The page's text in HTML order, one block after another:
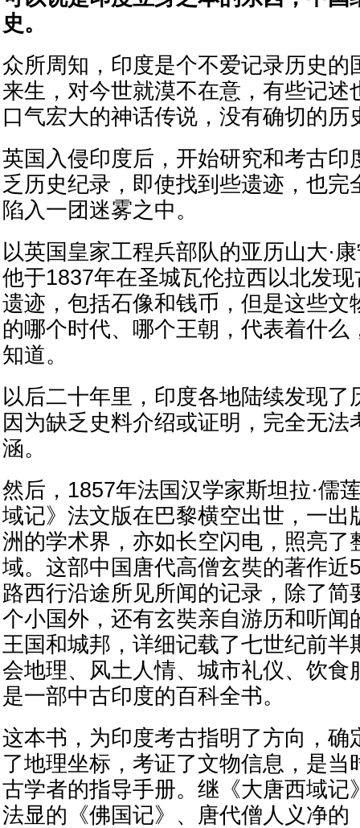
史。
众所周知，印度是个不爱记录历史的
来生，对今世就漠不在意，有些记述
口气宏大的神话传说，没有确切的历
英国入侵印度后，开始研究和考古印
乏历史纪录，即使找到些遗迹，也完
陷入一团迷雾之中。
以英国皇家工程兵部队的亚历山大·
他于1837年在圣城瓦伦拉西以北发
遗迹，包括石像和钱币，但是这些文
的哪个时代、哪个王朝，代表着什么
知道。
以后二十年里，印度各地陆续发现了
因为缺乏史料介绍或证明，完全无法
涵。
然后，1857年法国汉学家斯坦拉·儒
域记》法文版在巴黎横空出世，一出
洲的学术界，亦如长空闪电，照亮了
域。这部中国唐代高僧玄奘的著作近
路西行沿途所见所闻的记录，除了简
个小国外，还有玄奘亲自游历和听闻
王国和城邦，详细记载了七世纪前半
会地理、风土人情、城市礼仪、饮食
是一部中古印度的百科全书。
这本书，为印度考古指明了方向，确
了地理坐标，考证了文物信息，是当
古学者的指导手册。继《大唐西域记
法显的《佛国记》、唐代僧人义净的